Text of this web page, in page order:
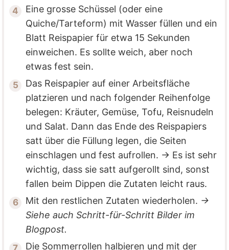
Eine grosse Schüssel (oder eine
Quiche/Tarteform) mit Wasser füllen und ein
Blatt Reispapier für etwa 15 Sekunden
einweichen. Es sollte weich, aber noch
etwas fest sein.
Das Reispapier auf einer Arbeitsfläche
platzieren und nach folgender Reihenfolge
belegen: Kräuter, Gemüse, Tofu, Reisnudeln
und Salat. Dann das Ende des Reispapiers
satt über die Füllung legen, die Seiten
einschlagen und fest aufrollen. → Es ist sehr
wichtig, dass sie satt aufgerollt sind, sonst
fallen beim Dippen die Zutaten leicht raus.
Mit den restlichen Zutaten wiederholen. →
Siehe auch Schritt-für-Schritt Bilder im
Blogpost.
Die Sommerrollen halbieren und mit der